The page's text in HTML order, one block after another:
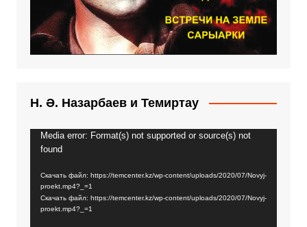
Н. Ә. Назарбаев и Темиртау
Видеоплеер
Media error: Format(s) not supported or source(s) not
found
Скачать файл: https://temcenter.kz/wp-content/uploads/2020/07/Novyj-
proekt.mp4?_=1
Скачать файл: https://temcenter.kz/wp-content/uploads/2020/07/Novyj-
proekt.mp4?_=1